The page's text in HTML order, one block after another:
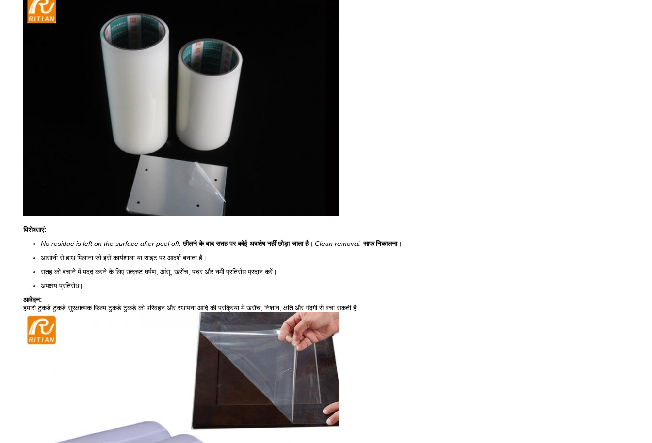
विशेषताएं:
No residue is left on the surface after peel off. छीलने के बाद सतह पर कोई अवशेष नहीं छोड़ा जाता है। Clean removal. साफ निकालना।
आसानी से हाथ मिलाना जो इसे कार्यशाला या साइट पर आदर्श बनाता है।
सतह को बचाने में मदद करने के लिए उत्कृष्ट घर्षण, आंसू, खरोंच, पंचर और नमी प्रतिरोध प्रदान करें।
अपक्षय प्रतिरोध।
आवेदन:
हमारी टुकड़े टुकड़े सुरक्षात्मक फिल्म टुकड़े टुकड़े को परिवहन और स्थापना आदि की प्रक्रिया में खरोंच, निशान, क्षति और गंदगी से बचा सकती है